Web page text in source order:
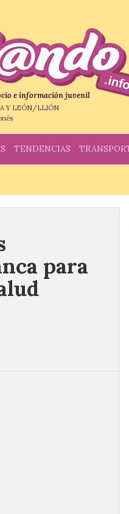
e información juvenil
Y LEÓN/LLIÓN
TENDENCIAS
para